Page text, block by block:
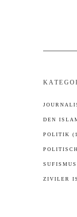
DEN
POLITIK
ZIVILER